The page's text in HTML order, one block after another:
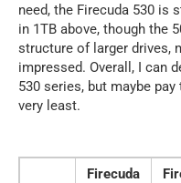
need, the Firecuda 530 is
in 1TB above, though the
structure of larger drives,
impressed. Overall, I can
530 series, but maybe
very least.
Firecuda